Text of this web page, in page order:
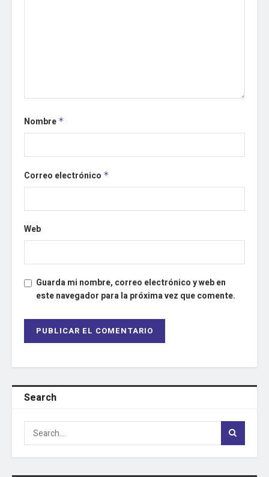
Nombre *
Correo electrónico *
Web
Guarda mi nombre, correo electrónico y web en
este navegador para la próxima vez que comente.
Search